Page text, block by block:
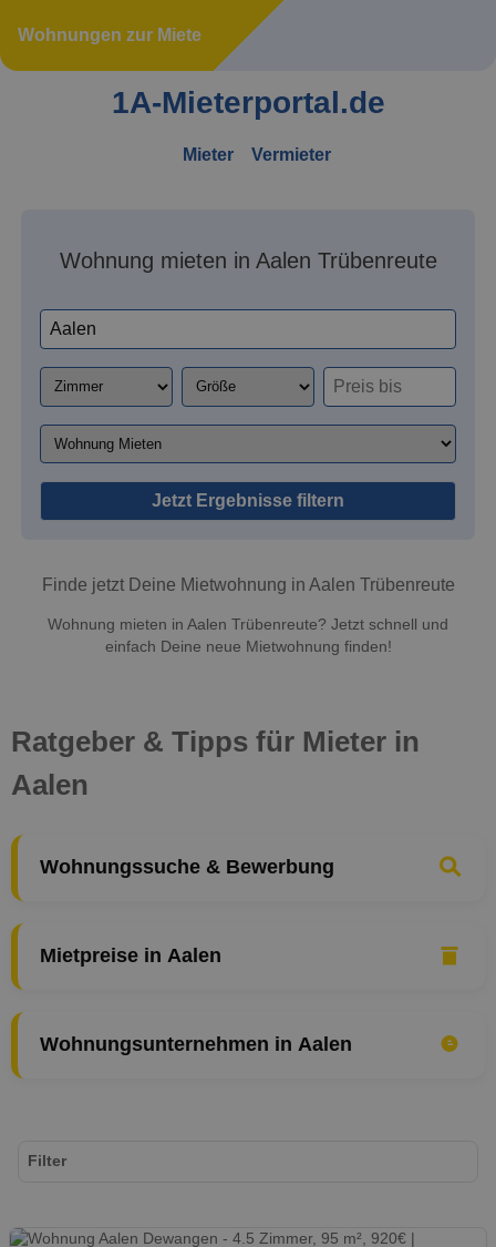
Wohnungen zur Miete
1A-Mieterportal.de
Mieter Vermieter
Wohnung mieten in Aalen Trübenreute
Jetzt Ergebnisse filtern
Finde jetzt Deine Mietwohnung in Aalen Trübenreute
Wohnung mieten in Aalen Trübenreute? Jetzt schnell und
einfach Deine neue Mietwohnung finden!
Ratgeber & Tipps für Mieter in
Aalen
Wohnungssuche & Bewerbung
Mietpreise in Aalen
Wohnungsunternehmen in Aalen
Filter